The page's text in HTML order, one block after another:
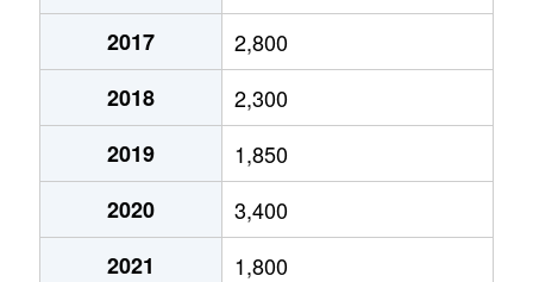
2017
2,800
2018
2,300
2019
1,850
2020
3,400
2021
1,800